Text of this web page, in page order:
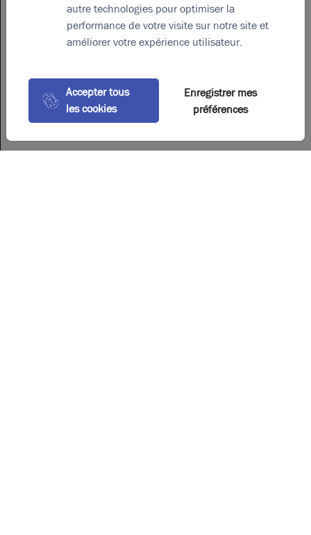
Plan
autre technologies pour optimiser la
performance de votre visite sur notre site et
améliorer votre expérience utilisateur.
Accepter tous
les cookies
Enregistrer mes
préférences